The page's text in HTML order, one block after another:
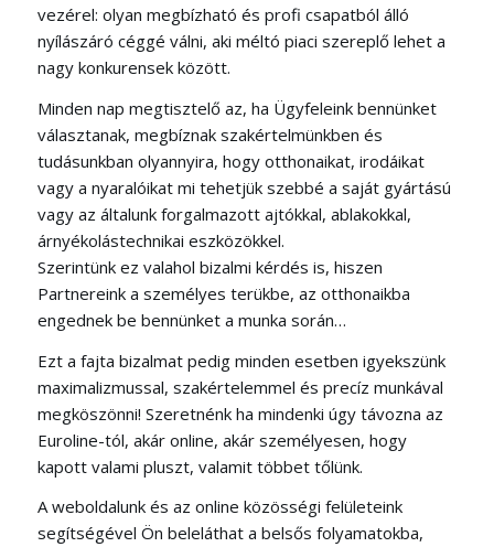
vezérel: olyan megbízható és profi csapatból álló
nyílászáró céggé válni, aki méltó piaci szereplő lehet a
nagy konkurensek között.
Minden nap megtisztelő az, ha Ügyfeleink bennünket
választanak, megbíznak szakértelmünkben és
tudásunkban olyannyira, hogy otthonaikat, irodáikat
vagy a nyaralóikat mi tehetjük szebbé a saját gyártású
vagy az általunk forgalmazott ajtókkal, ablakokkal,
árnyékolástechnikai eszközökkel.
Szerintünk ez valahol bizalmi kérdés is, hiszen
Partnereink a személyes terükbe, az otthonaikba
engednek be bennünket a munka során…
Ezt a fajta bizalmat pedig minden esetben igyekszünk
maximalizmussal, szakértelemmel és precíz munkával
megköszönni! Szeretnénk ha mindenki úgy távozna az
Euroline-tól, akár online, akár személyesen, hogy
kapott valami pluszt, valamit többet tőlünk.
A weboldalunk és az online közösségi felületeink
segítségével Ön beleláthat a belsős folyamatokba,